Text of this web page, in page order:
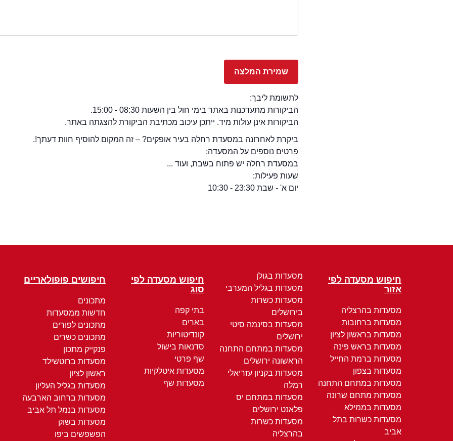
לתשומת ליבך:
הביקורות מתעדכנות באתר בימי חול בין השעות 08:30 - 15:00.
הביקורות אינן עולות מיד. ייתכן עיכוב מכתיבת הביקורת להצגתה באתר.
ביקרת לאחרונה במסעדת רחלה בעיר אופקים? – זה המקום להוסיף חוות דעתך!.
פרטים נוספים על המסעדה:
במסעדת רחלה יש פתוח בשבת, ועוד ...
שעות פעילות:
יום א' - שבת 23:30 - 10:30
חיפוש מסעדה לפי
אזור
מסעדות בהרצליה
מסעדות ברחובות
מסעדות בראשון לציון
מסעדות בראש פינה
מסעדות ברמת החייל
מסעדות בצפון
מסעדות במתחם התחנה
מסעדות מתחם שרונה
מסעדות בממילא
מסעדות כשרות בתל
אביב
מסעדות בגולן
מסעדות בגליל המערבי
מסעדות כשרות
בירושלים
מסעדות בסינמה סיטי
ירושלים
מסעדות במתחם התחנה
הראשונה ירושלים
מסעדות בקניון עזריאלי
רמלה
מסעדות במתחם יס
פלאנט ירושלים
מסעדות כשרות
בהרצליה
חיפוש מסעדה לפי
סוג
בתי קפה
בארים
קונדיטוריות
סדנאות בישול
שף פרטי
מסעדות איטלקיות
מסעדות שף
חיפושים פופולאריים
מתכונים
חדשות ממסעדות
מתכונים לפורים
מתכונים כשרים
פנקייק מתכון
מסעדות ברוטשילד
ראשון לציון
מסעדות בגליל העליון
מסעדות ברחוב הארבעה
מסעדות בנמל תל אביב
מסעדות בשוק
הפשפשים ביפו